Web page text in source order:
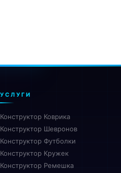
УСЛУГИ
Конструктор Коврика
Конструктор Шевронов
Конструктор Футболки
Конструктор Кружек
Конструктор Ремешка